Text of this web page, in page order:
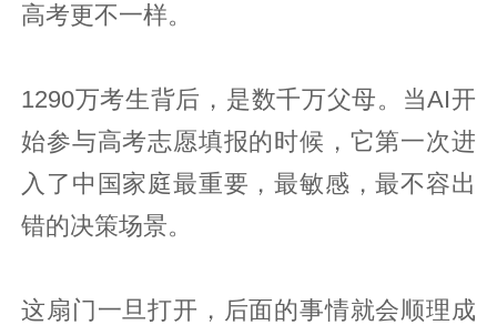
高考更不一样。
1290万考生背后，是数千万父母。当AI开
始参与高考志愿填报的时候，它第一次进
入了中国家庭最重要，最敏感，最不容出
错的决策场景。
这扇门一旦打开，后面的事情就会顺理成